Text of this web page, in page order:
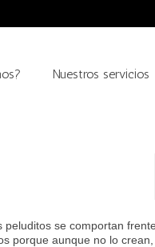
Nuestros servicios
peluditos se comportan
porque aunque no lo crean,